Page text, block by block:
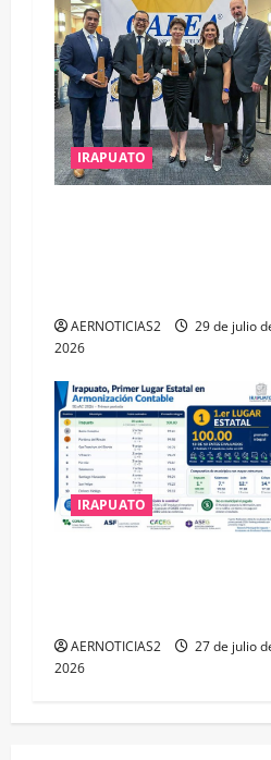
IRAPUATO
AERNOTICIAS2
29 de julio
2026
IRAPUATO
AERNOTICIAS2
27 de julio
2026